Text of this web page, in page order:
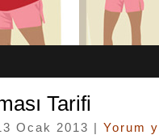
Tarifi
Ocak 2013 | Yorum